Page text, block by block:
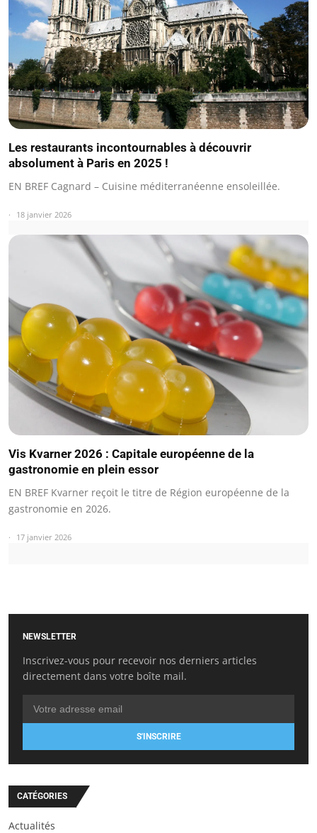
Les restaurants incontournables à découvrir
absolument à Paris en 2025 !
EN BREF Cagnard – Cuisine méditerranéenne ensoleillée.
18 janvier 2026
Vis Kvarner 2026 : Capitale européenne de la
gastronomie en plein essor
EN BREF Kvarner reçoit le titre de Région européenne de la
gastronomie en 2026.
17 janvier 2026
NEWSLETTER
Inscrivez-vous pour recevoir nos derniers articles
directement dans votre boîte mail.
S'INSCRIRE
CATÉGORIES
Actualités